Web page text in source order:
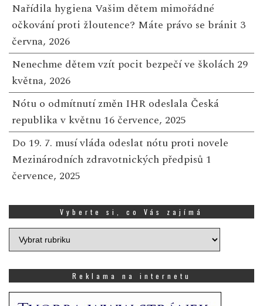
Nařídila hygiena Vašim dětem mimořádné
očkování proti žloutence? Máte právo se bránit 3
června, 2026
Nenechme dětem vzít pocit bezpečí ve školách 29
května, 2026
Nótu o odmítnutí změn IHR odeslala Česká
republika v květnu 16 července, 2025
Do 19. 7. musí vláda odeslat nótu proti novele
Mezinárodních zdravotnických předpisů 1
července, 2025
Vyberte si, co Vás zajímá
Vyberte
si,
zajímá
Reklama na internetu